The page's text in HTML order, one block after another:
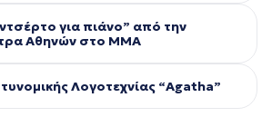
για πιάνο” από την
Αθηνών στο ΜΜΑ
Λογοτεχνίας “Agatha”